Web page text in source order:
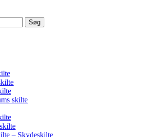
Søg
skilte
– Skydeskilte